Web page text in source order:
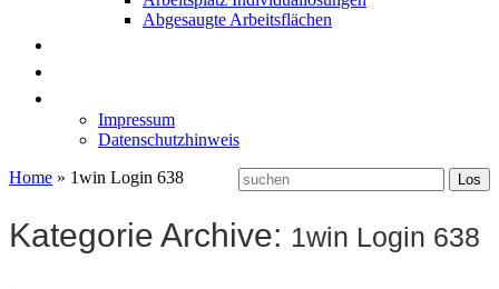
Abgesaugte Arbeitsflächen
Impressum
Datenschutzhinweis
Home » 1win Login 638
Kategorie Archive: 1win Login 638